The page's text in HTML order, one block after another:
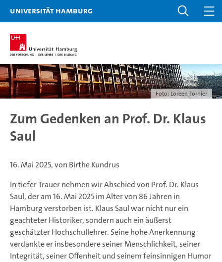
Universität Hamburg
Foto: Loreen Tornier
Zum Gedenken an Prof. Dr. Klaus
Saul
16. Mai 2025, von Birthe Kundrus
In tiefer Trauer nehmen wir Abschied von Prof. Dr. Klaus
Saul, der am 16. Mai 2025 im Alter von 86 Jahren in
Hamburg verstorben ist. Klaus Saul war nicht nur ein
geachteter Historiker, sondern auch ein äußerst
geschätzter Hochschullehrer. Seine hohe Anerkennung
verdankte er insbesondere seiner Menschlichkeit, seiner
Integrität, seiner Offenheit und seinem feinsinnigen Humor